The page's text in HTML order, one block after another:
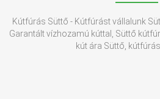
Kútfúrás Süttő - Kútfúrást vállalunk
Garantált vízhozamú kúttal, Süttő
kút ára Süttő,